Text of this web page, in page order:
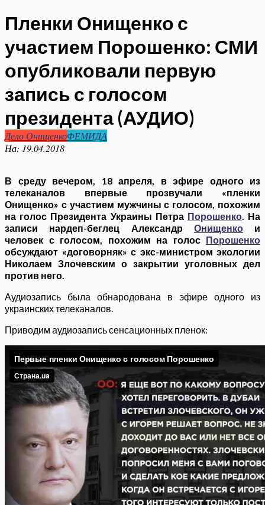
Пленки Онищенко с
участием Порошенко: СМИ
опубликовали первую
запись с голосом
президента (АУДИО)
Дело ОнищенкоФЕМИДА
На: 19.04.2018
В среду вечером, 18 апреля, в эфире одного из
телеканалов впервые прозвучали «пленки
Онищенко» с участием мужчины с голосом, похожим
на голос Президента Украины Петра Порошенко. На
записи нардеп-беглец Александр Онищенкои
человек с голосом, похожим на голос Порошенко
обсуждают «договорняк» с экс-министром экологии
Николаем Злочевским о закрытии уголовных дел
против него.
Аудиозапись была обнародована в эфире одного из
украинских телеканалов.
Приводим аудиозапись сенсационных пленок: